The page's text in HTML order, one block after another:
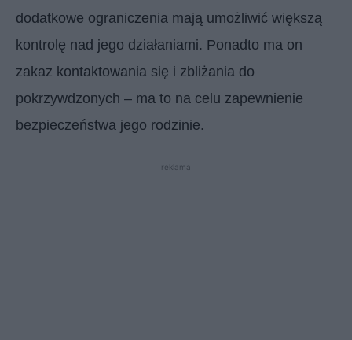
dodatkowe ograniczenia mają umożliwić większą
kontrolę nad jego działaniami. Ponadto ma on
zakaz kontaktowania się i zbliżania do
pokrzywdzonych – ma to na celu zapewnienie
bezpieczeństwa jego rodzinie.
reklama